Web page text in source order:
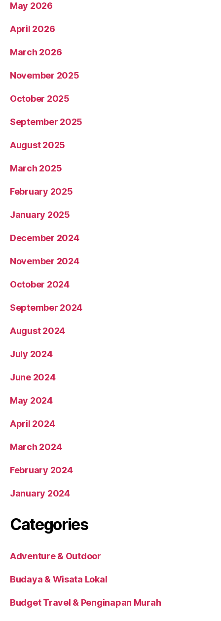
May 2026
April 2026
March 2026
November 2025
October 2025
September 2025
August 2025
March 2025
February 2025
January 2025
December 2024
November 2024
October 2024
September 2024
August 2024
July 2024
June 2024
May 2024
April 2024
March 2024
February 2024
January 2024
Categories
Adventure & Outdoor
Budaya & Wisata Lokal
Budget Travel & Penginapan Murah